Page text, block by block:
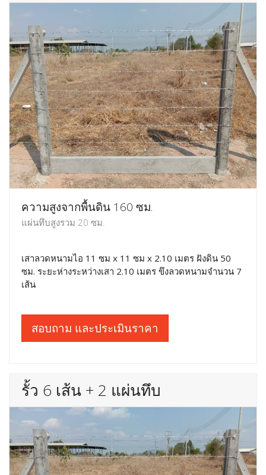
ความสูงจากพื้นดิน 160 ซม.
แผ่นทึบสูงรวม 20 ซม.
เสาลวดหนามไอ 11 ซม x 11 ซม x 2.10 เมตร ฝังดิน 50
ซม. ระยะห่างระหว่างเสา 2.10 เมตร ขึงลวดหนามจำนวน 7
เส้น
สอบถาม และประเมินราคา
รั้ว 6 เส้น + 2 แผ่นทึบ